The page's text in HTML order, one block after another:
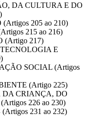
DA CULTURA E DO
205 ao 210)
215 ao 216)
(Artigo 217)
E
SOCIAL (Artigos
(Artigo 225)
CRIANÇA, DO
226 ao 230)
231 ao 232)